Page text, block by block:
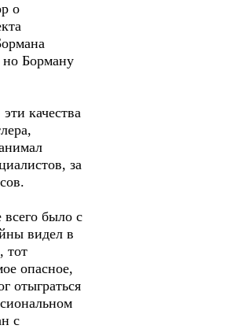
о
но Борману
качества
за
было с
видел в
тот
опасное,
отыграться
с